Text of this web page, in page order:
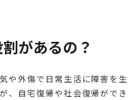
があるの？
や外傷で日常生活に障害を生
、自宅復帰や社会復帰ができ